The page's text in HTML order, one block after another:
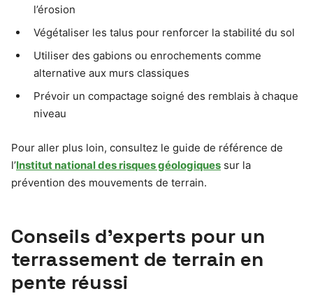
l’érosion
Végétaliser les talus pour renforcer la stabilité du sol
Utiliser des gabions ou enrochements comme
alternative aux murs classiques
Prévoir un compactage soigné des remblais à chaque
niveau
Pour aller plus loin, consultez le guide de référence de
l’Institut national des risques géologiques sur la
prévention des mouvements de terrain.
Conseils d’experts pour un
terrassement de terrain en
pente réussi